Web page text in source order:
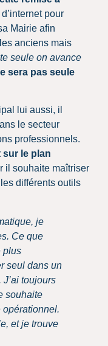
pour
Mairie afin
anciens mais
seule on avance
sera pas seule
lui aussi, il
le secteur
professionnels.
sur le plan
il souhaite maîtriser
différents outils
je
Ce que
plus
seul dans un
toujours
souhaite
opérationnel.
et je trouve